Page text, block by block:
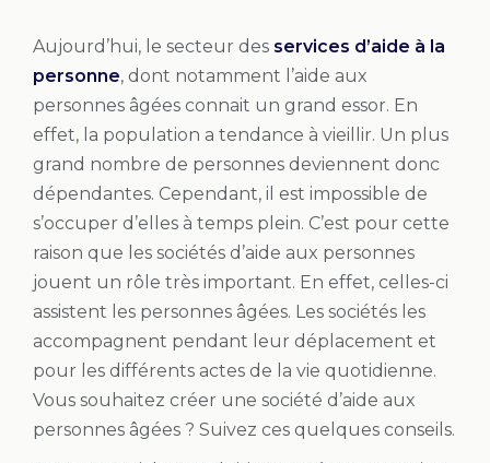
Aujourd’hui, le secteur des services d’aide à la
personne, dont notamment l’aide aux
personnes âgées connait un grand essor. En
effet, la population a tendance à vieillir. Un plus
grand nombre de personnes deviennent donc
dépendantes. Cependant, il est impossible de
s’occuper d’elles à temps plein. C’est pour cette
raison que les sociétés d’aide aux personnes
jouent un rôle très important. En effet, celles-ci
assistent les personnes âgées. Les sociétés les
accompagnent pendant leur déplacement et
pour les différents actes de la vie quotidienne.
Vous souhaitez créer une société d’aide aux
personnes âgées ? Suivez ces quelques conseils.